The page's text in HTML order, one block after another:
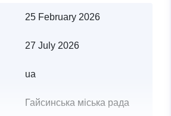
25 February 2026
27 July 2026
ua
Гайсинська міська рада